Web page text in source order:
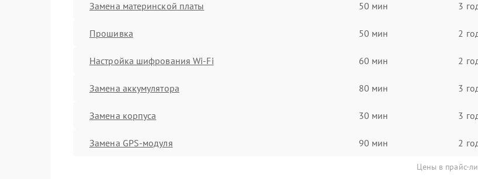
Замена материнской платы 50 мин 3
Прошивка 50 мин 2
Настройка шифрования Wi-Fi 60 мин 2
Замена аккумулятора 80 мин 3
Замена корпуса 30 мин 3
Замена GPS-модуля 90 мин 2
Цены в прайс-